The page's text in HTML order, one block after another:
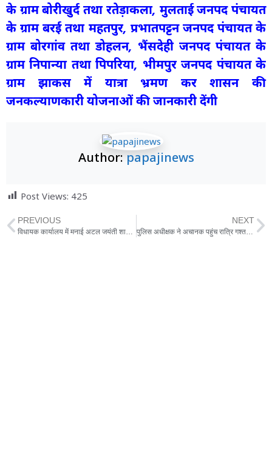
के ग्राम बोरीखुर्द तथा रतेड़ाकला, मुलताई जनपद पंचायत
के ग्राम बरई तथा महतपुर, प्रभातपट्टन जनपद पंचायत के
ग्राम बोरगांव तथा डोहलन, भैंसदेही जनपद पंचायत के
ग्राम निपान्या तथा पिपरिया, भीमपुर जनपद पंचायत के
ग्राम झाकस में यात्रा भ्रमण कर शासन की
जनकल्याणकारी योजनाओं की जानकारी देंगी
Author:papajinews
Post Views: 425
PREVIOUS
विधायक कार्यालय में मनाई अटल जयंती शाहपुरभौरा मंडल के कार्यकर्ताओं ने दी श्रद्धांजलि
NEXT
पुलिस अधीक्षक ने अचानक पहुंच रात्रि गश्त एवं सुरक्षा व्यवस्था को किया चैक